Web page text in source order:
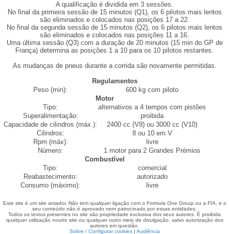
A qualificação é dividida em 3 sessões.
No final da primeira sessão de 15 minutos (Q1), os 6 pilotos mais lentos
são eliminados e colocados nas posições 17 a 22.
No final da segunda sessão de 15 minutos (Q2), os 6 pilotos mais lentos
são eliminados e colocados nas posições 11 a 16.
Uma última sessão (Q3) com a duração de 20 minutos (15 min do GP de
França) determina as posições 1 a 10 para os 10 pilotos restantes.
As mudanças de pneus durante a corrida são novamente permitidas.
Regulamentos
Peso (min):
600 kg com piloto
Motor
Tipo:
alternativos a 4 tempos com pistões
Superalimentação:
proibida
Capacidade de cilindros (máx.):
2400 cc (V8) ou 3000 cc (V10)
Cilindros:
8 ou 10 em V
Rpm (máx):
livre
Número:
1 motor para 2 Grandes Prémios
Combustível
Tipo:
comercial
Reabastecimento:
autorizado
Consumo (máximo):
livre
Este site é um site amador. Não tem qualquer ligação com o Formula One Group ou a FIA, e o
seu conteúdo não é aprovado nem patrocinado por essas entidades.
Todos os textos presentes no site são propriedade exclusiva dos seus autores. É proibida
qualquer utilização noutro site ou qualquer outro meio de divulgação, salvo autorização dos
autores em questão.
Sobre / Configurar cookies| Audiência